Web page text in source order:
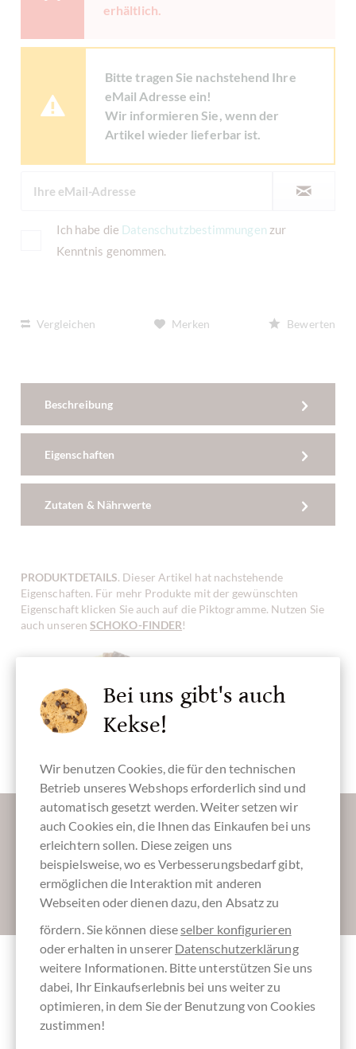
erhältlich.
Bitte tragen Sie nachstehend Ihre
eMail Adresse ein!
Wir informieren Sie, wenn der
Artikel wieder lieferbar ist.
Ich habe die Datenschutzbestimmungen zur
Kenntnis genommen.
Vergleichen Merken Bewerten
Beschreibung
Eigenschaften
Zutaten & Nährwerte
PRODUKTDETAILS. Dieser Artikel hat nachstehende
Eigenschaften. Für mehr Produkte mit der gewünschten
Eigenschaft klicken Sie auch auf die Piktogramme. Nutzen Sie
auch unserenSCHOKO-FINDER!
Büro / Home-
Office Paket
Geschenk-
Schokoladen
Geschenk
Lassen Sie uns Ihren Posteingang versüßen:
Absenden
Andere Kunden bewerteten Geschenkset
Schokolade im Büropaket
Bei uns gibt's auch
Kekse!
Wir benutzen Cookies, die für den technischen
Betrieb unseres Webshops erforderlich sind und
automatisch gesetzt werden. Weiter setzen wir
auch Cookies ein, die Ihnen das Einkaufen bei uns
erleichtern sollen. Diese zeigen uns
beispielsweise, wo es Verbesserungsbedarf gibt,
ermöglichen die Interaktion mit anderen
Webseiten oder dienen dazu, den Absatz zu
fördern. Sie können dieseselber konfigurieren
oder erhalten in unserer Datenschutzerklärung
weitere Informationen. Bitte unterstützen Sie uns
dabei, Ihr Einkaufserlebnis bei uns weiter zu
optimieren, in dem Sie der Benutzung von Cookies
zustimmen!